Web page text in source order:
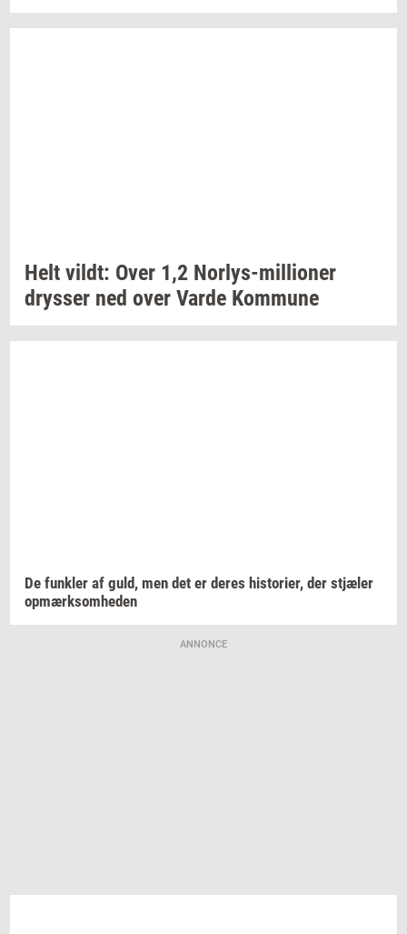
Helt vildt: Over 1,2 Norlys-​millioner
drys­ser ned over Varde Kom­mu­ne
De funk­ler af guld, men det er deres hi­sto­ri­er, der stjæ­ler
op­mærk­som­he­den
ANNONCE